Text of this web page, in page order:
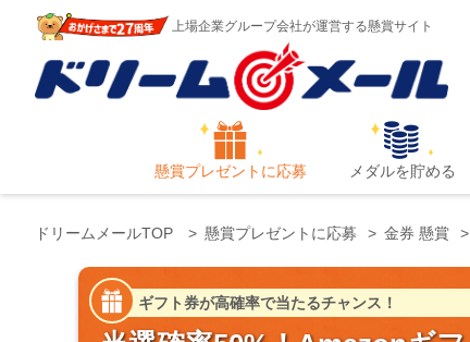
上場企業グループ会社が運営する懸賞サイト
懸賞プレゼントに応募 メダルを貯める
ドリームメールTOP 懸賞プレゼントに応募 金券 懸賞
ギフト券が高確率で当たるチャンス！